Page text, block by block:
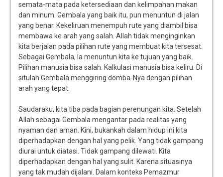
semata-mata pada ketersediaan dan kelimpahan makan
dan minum. Gembala yang baik itu, pun menuntun di jalan
yang benar. Kekeliruan menempuh rute yang diambil bisa
membawa ke arah yang salah. Allah tidak menginginkan
kita berjalan pada pilihan rute yang membuat kita tersesat.
Sebagai Gembala, Ia menuntun kita ke tujuan yang baik.
Pilihan manusia bisa salah. Kalkulasi manusia bisa keliru. Di
situlah Gembala menggiring domba-Nya dengan pilihan
arah yang tepat.
Saudaraku, kita tiba pada bagian perenungan kita. Setelah
Allah sebagai Gembala mengantar pada realitas yang
nyaman dan aman. Kini, bukankah dalam hidup ini kita
diperhadapkan dengan hal yang pelik. Yang tidak gampang
diurai untuk diatasi. Tidak gampang dilewati. Kita
diperhadapkan dengan hal yang sulit. Karena situasinya
yang tak mudah dijalani. Dalam konteks Pemazmur